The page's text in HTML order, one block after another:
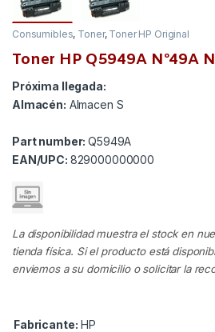
Consumibles, Toner, Toner HP Original
Toner HP Q5949A Nº49A
Próxima llegada:
Almacén: Almacen S
Part number:Q5949A
EAN/UPC: 829000000000
La disponibilidad muestra el stock en
tienda física. Si el producto está
enviemos a su domicilio o solicitar la
Fabricante: HP